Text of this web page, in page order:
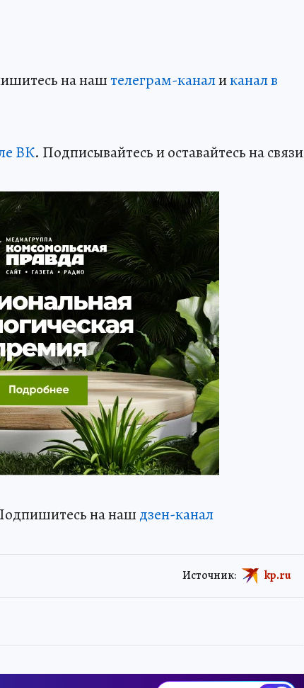
на наштелеграм-каналиканал в
ВК. Подписывайтесь и оставайтесь на связи
на наш дзен-канал
Источник: kp.ru